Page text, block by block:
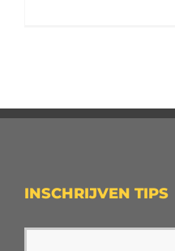
INSCHRIJVEN TIPS